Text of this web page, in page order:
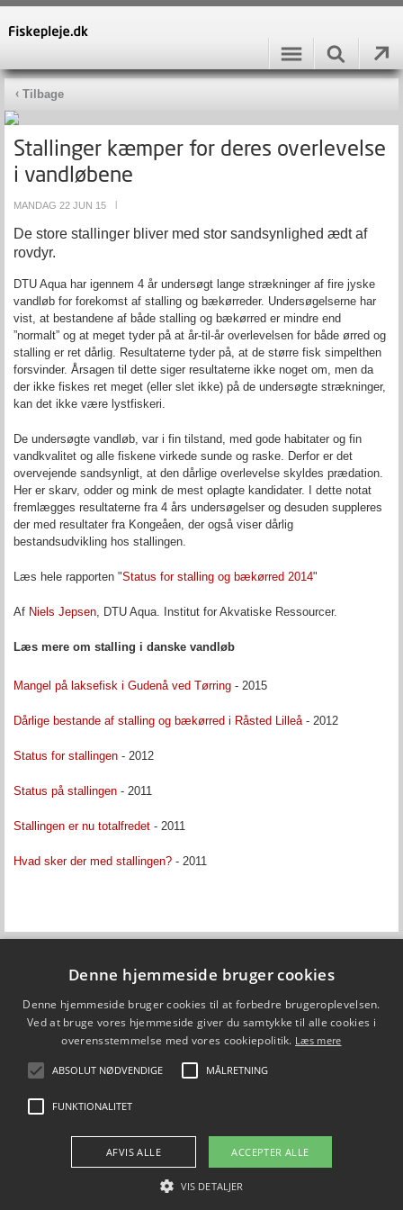
Tilbage
Stallinger kæmper for deres overlevelse
i vandløbene
MANDAG 22 JUN 15
De store stallinger bliver med stor sandsynlighed ædt af
rovdyr.
DTU Aqua har igennem 4 år undersøgt lange strækninger af fire jyske
vandløb for forekomst af stalling og bækørreder. Undersøgelserne har
vist, at bestandene af både stalling og bækørred er mindre end
”normalt” og at meget tyder på at år-til-år overlevelsen for både ørred og
stalling er ret dårlig. Resultaterne tyder på, at de større fisk simpelthen
forsvinder. Årsagen til dette siger resultaterne ikke noget om, men da
der ikke fiskes ret meget (eller slet ikke) på de undersøgte strækninger,
kan det ikke være lystfiskeri.
De undersøgte vandløb, var i fin tilstand, med gode habitater og fin
vandkvalitet og alle fiskene virkede sunde og raske. Derfor er det
overvejende sandsynligt, at den dårlige overlevelse skyldes prædation.
Her er skarv, odder og mink de mest oplagte kandidater. I dette notat
fremlægges resultaterne fra 4 års undersøgelser og desuden suppleres
der med resultater fra Kongeåen, der også viser dårlig
bestandsudvikling hos stallingen.
Læs hele rapporten "Status for stalling og bækørred 2014"
Af Niels Jepsen , DTU Aqua. Institut for Akvatiske Ressourcer.
Læs mere om stalling i danske vandløb
Mangel på laksefisk i Gudenå ved Tørring - 2015
Dårlige bestande af stalling og bækørred i Råsted Lilleå - 2012
Status for stallingen - 2012
Status på stallingen - 2011
Stallingen er nu totalfredet - 2011
Hvad sker der med stallingen? - 2011
DTU Aqua - Institut for Akvatiske Ressourcer
Vejlsøvej 39
8600 Silkeborg
ffi@aqua.dtu.dk
FØLG OS PÅ
Denne hjemmeside bruger cookies
Denne hjemmeside bruger cookies til at forbedre brugeroplevelsen.
Ved at bruge vores hjemmeside giver du samtykke til alle cookies i
overensstemmelse med vores cookiepolitik. Læs mere
ABSOLUT NØDVENDIGE MÅLRETNING
FUNKTIONALITET
ACCEPTER ALLE
AFVIS ALLE
VIS DETALJER